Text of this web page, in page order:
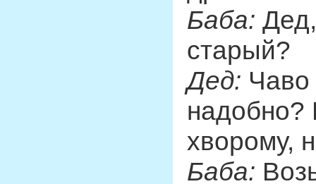
Баба:
старый?
Дед: Чаво
надобно?
хворому,
Баба: